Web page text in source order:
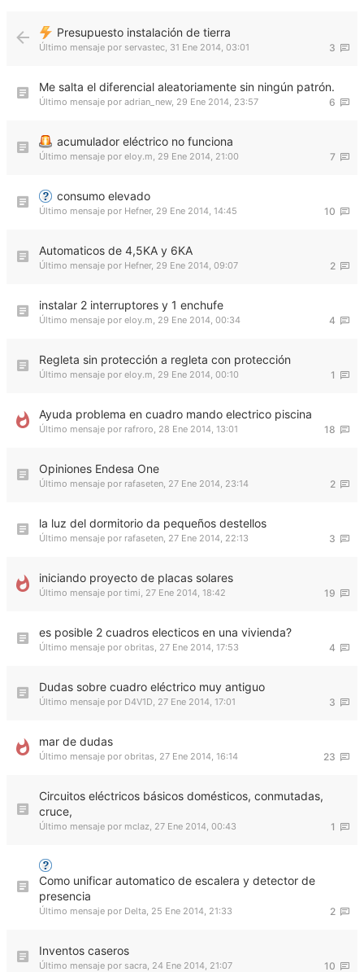
Presupuesto instalación de tierra
3
Último mensaje por servastec, 31 Ene 2014, 03:01
Me salta el diferencial aleatoriamente sin ningún patrón.
6
Último mensaje por adrian_new, 29 Ene 2014, 23:57
acumulador eléctrico no funciona
7
Último mensaje por eloy.m, 29 Ene 2014, 21:00
consumo elevado
10
Último mensaje por Hefner, 29 Ene 2014, 14:45
Automaticos de 4,5KA y 6KA
2
Último mensaje por Hefner, 29 Ene 2014, 09:07
instalar 2 interruptores y 1 enchufe
4
Último mensaje por eloy.m, 29 Ene 2014, 00:34
Regleta sin protección a regleta con protección
1
Último mensaje por eloy.m, 29 Ene 2014, 00:10
Ayuda problema en cuadro mando electrico piscina
18
Último mensaje por rafroro, 28 Ene 2014, 13:01
Opiniones Endesa One
2
Último mensaje por rafaseten, 27 Ene 2014, 23:14
la luz del dormitorio da pequeños destellos
3
Último mensaje por rafaseten, 27 Ene 2014, 22:13
iniciando proyecto de placas solares
19
Último mensaje por timi, 27 Ene 2014, 18:42
es posible 2 cuadros electicos en una vivienda?
4
Último mensaje por obritas, 27 Ene 2014, 17:53
Dudas sobre cuadro eléctrico muy antiguo
3
Último mensaje por D4V1D, 27 Ene 2014, 17:01
mar de dudas
23
Último mensaje por obritas, 27 Ene 2014, 16:14
Circuitos eléctricos básicos domésticos, conmutadas,
cruce,
1
Último mensaje por mclaz, 27 Ene 2014, 00:43
Como unificar automatico de escalera y detector de
presencia
2
Último mensaje por Delta, 25 Ene 2014, 21:33
Inventos caseros
10
Último mensaje por sacra, 24 Ene 2014, 21:07